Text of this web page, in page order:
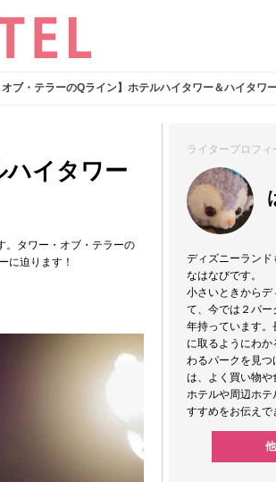
オブ・テラーのQライン】ホテルハイタワー＆ハイタワ
ハイタワー
。タワー・オブ・テラーの
に迫ります！
ライタープロフィ
ディズニーランド
なはなびです。
小さいときからデ
て、今では２パ
年持っています
に取るようにわ
わるパークを見
は、よく買い物
ホテルや周辺ホテ
すすめをお伝えで